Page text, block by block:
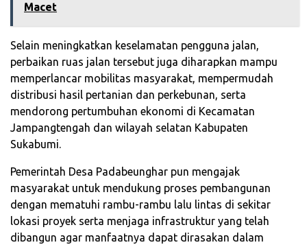
Macet
‎Selain meningkatkan keselamatan pengguna jalan,
perbaikan ruas jalan tersebut juga diharapkan mampu
memperlancar mobilitas masyarakat, mempermudah
distribusi hasil pertanian dan perkebunan, serta
mendorong pertumbuhan ekonomi di Kecamatan
Jampangtengah dan wilayah selatan Kabupaten
Sukabumi.
‎Pemerintah Desa Padabeunghar pun mengajak
masyarakat untuk mendukung proses pembangunan
dengan mematuhi rambu-rambu lalu lintas di sekitar
lokasi proyek serta menjaga infrastruktur yang telah
dibangun agar manfaatnya dapat dirasakan dalam